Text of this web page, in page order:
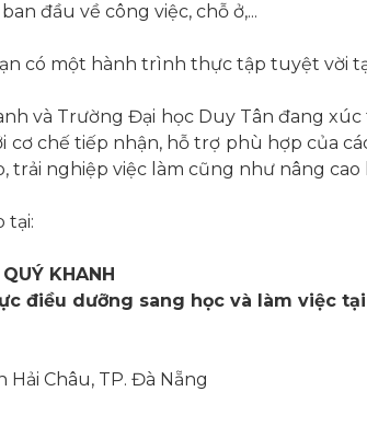
đầu về công việc, chỗ ở,...
có một hành trình thực tập tuyệt vời
và Trường Đại học Duy Tân đang
cơ chế tiếp nhận, hỗ trợ phù hợp của
trải nghiệp việc làm cũng như nâng
tại:
KHANH
điều dưỡng sang học và làm việc
Hải Châu, TP. Đà Nẵng